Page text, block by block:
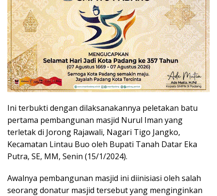
Ini terbukti dengan dilaksanakannya peletakan batu
pertama pembangunan masjid Nurul Iman yang
terletak di Jorong Rajawali, Nagari Tigo Jangko,
Kecamatan Lintau Buo oleh Bupati Tanah Datar Eka
Putra, SE, MM, Senin (15/1/2024).
Awalnya pembangunan masjid ini diinisiasi oleh salah
seorang donatur masjid tersebut yang menginginkan